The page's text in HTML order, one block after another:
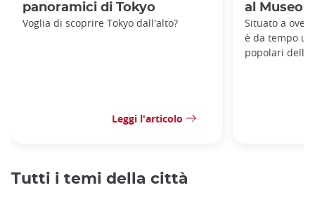
panoramici di Tokyo
Voglia di scoprire Tokyo dall'alto?
Leggi l'articolo
al Museo
Situato a
è da tempo
popolari della
Tutti i temi della città